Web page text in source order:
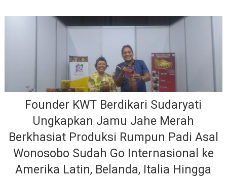
Founder KWT Berdikari Sudaryati
Ungkapkan Jamu Jahe Merah
Berkhasiat Produksi Rumpun Padi Asal
Wonosobo Sudah Go Internasional ke
Amerika Latin, Belanda, Italia Hingga